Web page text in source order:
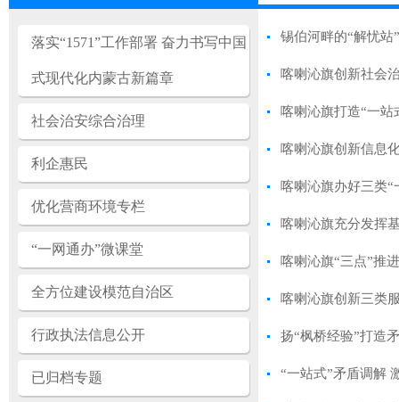
落实“1571”工作部署 奋力书写中国
式现代化内蒙古新篇章
社会治安综合治理
利企惠民
优化营商环境专栏
“一网通办”微课堂
全方位建设模范自治区
行政执法信息公开
已归档专题
锡伯河畔的“解忧站”
喀喇沁旗创新社会
喀喇沁旗打造“一
喀喇沁旗创新信息
喀喇沁旗办好三类
喀喇沁旗充分发挥
喀喇沁旗“三点”推
喀喇沁旗创新三类
扬“枫桥经验”打造
“一站式”矛盾调解